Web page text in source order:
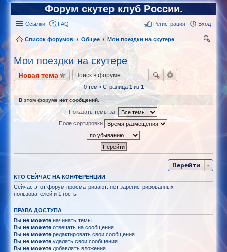
Форум скутер клуб России.
Ссылки FAQ Вход
Регистрация
Список форумов Общее
Мои поездки на скутере
Мои поездки на скутере
Новая тема
0 тем • Страница 1из 1
В этом форуме нет сообщений.
Показать темы за:
Поле сортировки
Перейти
КТО СЕЙЧАС НА КОНФЕРЕНЦИИ
Сейчас этот форум просматривают: нет зарегистрированных
пользователей и 1 гость
ПРАВА ДОСТУПА
Выне можете начинать темы
Выне можете отвечать на сообщения
Выне можете редактировать свои сообщения
Выне можете удалять свои сообщения
Выне можете добавлять вложения